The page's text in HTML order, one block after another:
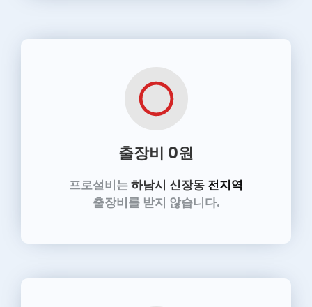
출장비 0원
프로설비는하남시 신장동 전지역
출장비를 받지 않습니다.